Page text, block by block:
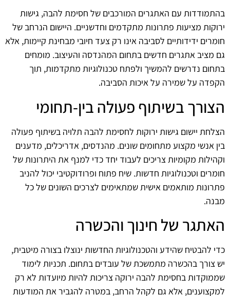
בהתמודדות עם האתגרים המורכבים של חסימת להבה, גישות
ירוקות מציעות פתרונות מתקדמים וחדשניים. היישום הנרחב של
חומרים ידידותיים לסביבה אינו רק צעד חיובי מבחינת קיימות, אלא
גם מציב אתגרים חדשים בתחום המהנדסה והעיצוב. מומחים
בתחום נדרשים להמשיך ולפתח טכנולוגיות מתקדמות, תוך
הקפדה על שמירה על איכות הסביבה.
הצורך בשיתוף פעולה בין-תחומי
הצלחת יישום גישות ירוקות לחסימת להבה תלויה בשיתוף פעולה
בין אנשי מקצוע מתחומים שונים. מהנדסים, אדריכלים, מדענים
וקהילות מקומיות צריכים לעבוד יחד כדי למנף את היתרונות של
חומרים וטכנולוגיות חדשות. שיח פתוח ופרודוקטיבי יכול להניב
פתרונות מותאמים אישית שמתאימים לצרכים השונים של כל
מבנה.
האתגר של חינוך והכשרה
כדי להבטיח שהידע והטכנולוגיות החדשות ינוצלו בצורה מיטבית,
יש צורך בהכשרה מתמשכת של עובדים בתחום. תכניות לימוד
שממוקדות בחסימת להבה ירוקה צריכות להיות מיועדות לא רק
למקצוענים, אלא גם לקהל הרחב, במטרה להגביר את המודעות